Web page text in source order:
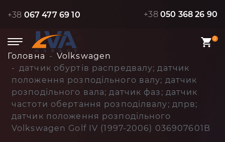
+38 067 477 69 10 +38 050 368 26 90
0
Головна
Volkswagen
датчик обуртів распредвалу; датчик
положення розподільного валу; датчик
розподільного вала; датчик фаз; датчик
частоти обертання розподілвалу; дпрв;
датчик положення розподільного
Volkswagen Golf IV (1997-2006) 036907601B